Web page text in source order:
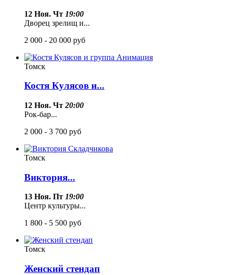
12 Ноя. Чт 19:00
Дворец зрелищ и...
2 000 - 20 000 руб
Томск
Костя Кулясов и...
12 Ноя. Чт 20:00
Рок-бар...
2 000 - 3 700 руб
Томск
Виктория...
13 Ноя. Пт 19:00
Центр культуры...
1 800 - 5 500 руб
Томск
Женский стендап